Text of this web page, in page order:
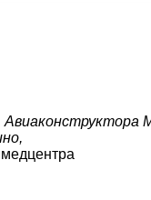
Авиаконструктора